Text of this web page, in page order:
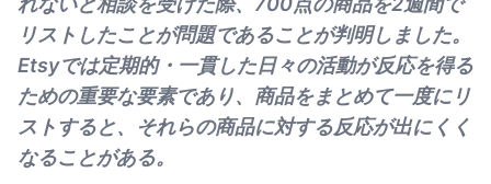
リストしたことが問題であることが判明しました。
Etsyでは定期的・一貫した日々の活動が反応を得る
ための重要な要素であり、商品をまとめて一度にリ
ストすると、それらの商品に対する反応が出にくく
なることがある。